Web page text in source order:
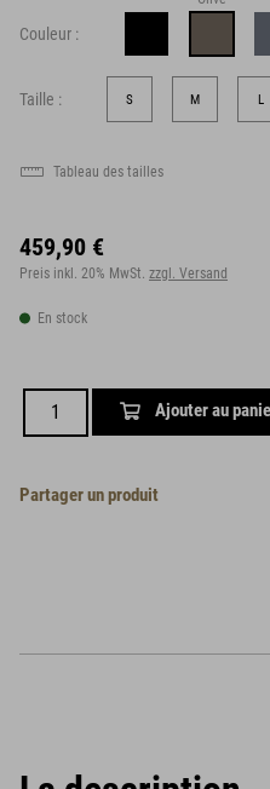
Couleur :
Taille : S M L
Tableau des tailles
459,90 €
Preis inkl. 20% MwSt. zzgl. Versand
En stock
Ajouter au
Partager un produit